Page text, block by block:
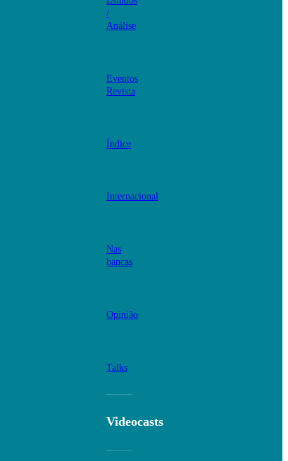
/
Análise
Eventos
Revista
Índice
Internacional
Nas
bancas
Opinião
Talks
Videocasts